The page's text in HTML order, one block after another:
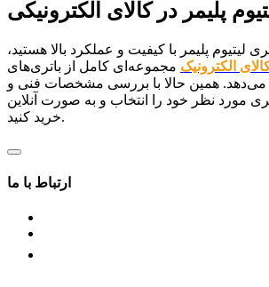
پلیمر در کالای الکترونیکی
لیتیوم پلیمر با کیفیت و عملکرد بالا هستید،
الکترونیک مجموعه‌ای کامل از باتری‌های Li-Po را در
می‌دهد. همین حالا با بررسی مشخصات فنی و
مورد نظر خود را انتخاب و به صورت آنلاین
خرید کنید.
ارتباط با ما